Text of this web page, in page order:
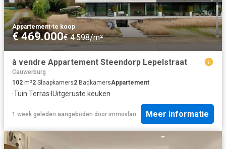
Appartement·te koop
€ 469.000€ 4.598/m²
à vendre Appartement Steendorp Lepelstraat
Cauwerburg
102 m²2 Slaapkamers2 BadkamersAppartement
·Tuin·Terras· IUitgeruste keuken
1 week geleden aangeboden door immovlan Meer informatie